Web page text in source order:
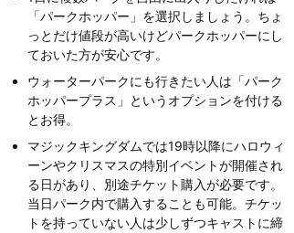
「パークホッパー」を選択しましょう。ちょ
っとだけ値段が高いけどパークホッパーにし
ておいた方が安心です。
ウォーターパークにも行きたい人は「パーク
ホッパープラス」というオプションを付ける
とお得。
マジックキングダムでは19時以降にハロウィ
ーンやクリスマスの特別イベントが開催され
る日があり、別途チケット購入が必要です。
当日パーク内で購入することも可能。チケッ
トを持っていない人は少しずつキャストに締